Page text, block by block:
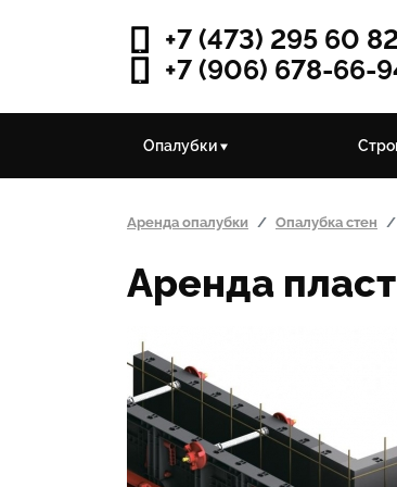
+7 (473) 295 60 82
+7 (906) 678-66-
Опалубки
Аренда опалубки Опалубка стен
Аренда